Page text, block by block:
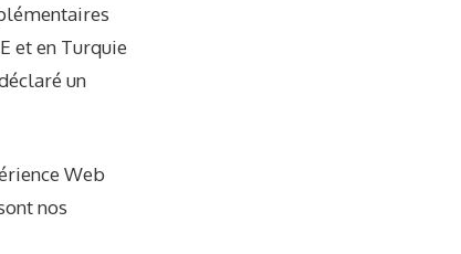
et en Turquie
un
Web
nos